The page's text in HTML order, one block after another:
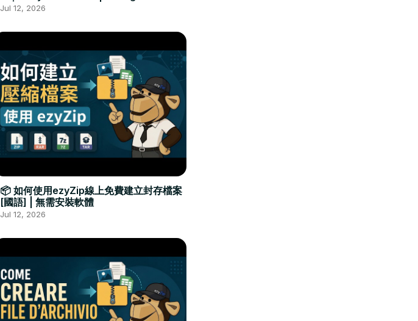
Đặt Phần Mềm
Jul 12, 2026
📦 如何使用ezyZip線上免費建立封存檔案
[國語] | 無需安裝軟體
Jul 12, 2026